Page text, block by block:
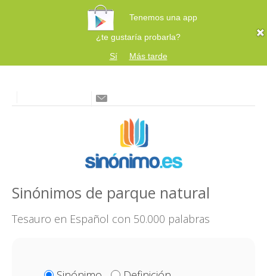
Tenemos una app
¿te gustaría probarla?
Sí
Más tarde
Sinónimos de parque natural
Tesauro en Español con 50.000 palabras